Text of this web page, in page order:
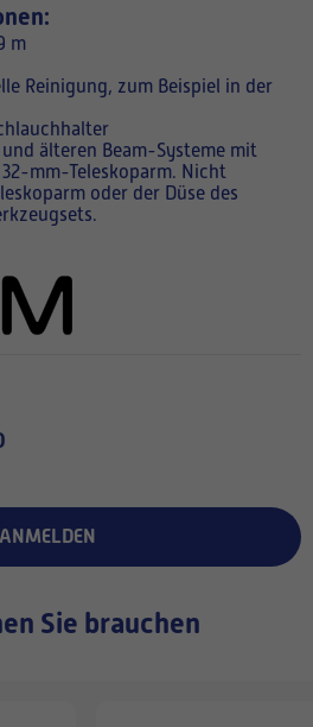
m
Reinigung, zum Beispiel in der
älteren Beam-Systeme mit
mm-Teleskoparm. Nicht
oder der Düse des
ANMELDEN
Sie brauchen